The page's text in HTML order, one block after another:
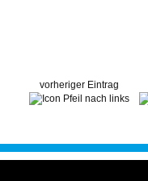
vorheriger Eintrag